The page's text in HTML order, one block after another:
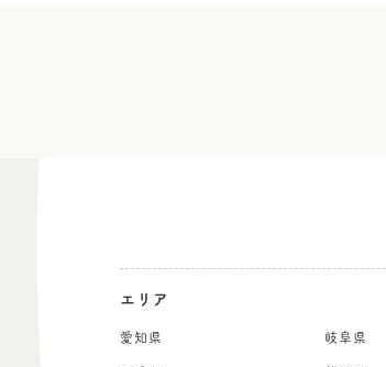
エリア
愛知県 岐阜県